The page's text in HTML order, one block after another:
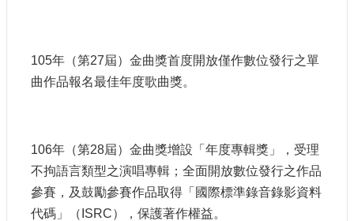
105年（第27屆）金曲獎首度開放僅作數位發行之單
曲作品報名最佳年度歌曲獎。
106年（第28屆）金曲獎增設「年度專輯獎」，受理
不拘語言類型之演唱專輯；全面開放數位發行之作品
參賽，及鼓勵參賽作品取得「國際標準錄音錄影資料
代碼」（ISRC），保護著作權益。